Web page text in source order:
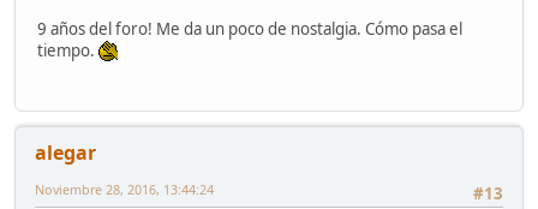
9 años del foro! Me da un poco de nostalgia. Cómo pasa el
tiempo.
alegar
#13
Noviembre 28, 2016, 13:44:24